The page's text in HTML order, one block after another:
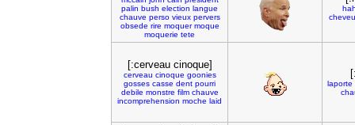
palin bush election langue
chauve perso vieux pervers
obsede rire moquer moque
moquerie tete
[:cerveau cinoque]
cerveau cinoque goonies
gosses casse dent pourri
debile monstre film chauve
incomprehension moche laid
laporte